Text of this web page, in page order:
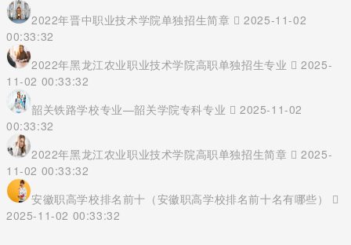
2022年晋中职业技术学院单独招生简章
2025-11-02
00:33:32
2022年黑龙江农业职业技术学院高职单独招生专业
2025-
11-02 00:33:32
韶关铁路学校专业—韶关学院专科专业
2025-11-02
00:33:32
2022年黑龙江农业职业技术学院高职单独招生简章
2025-
11-02 00:33:32
安徽职高学校排名前十（安徽职高学校排名前十名有哪些）
2025-11-02 00:33:32